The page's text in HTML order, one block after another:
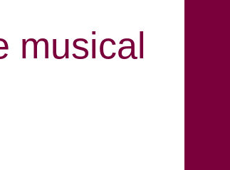
musical